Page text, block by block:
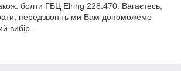
болти ГБЦ Elring 228.470. Вагаєтесь,
передзвоніть ми Вам допоможемо
вибір.